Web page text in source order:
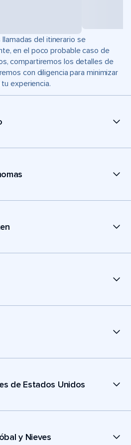
del itinerario se
en el poco probable caso de
compartiremos los detalles de
con diligencia para minimizar
experiencia.
de Estados Unidos
y Nieves